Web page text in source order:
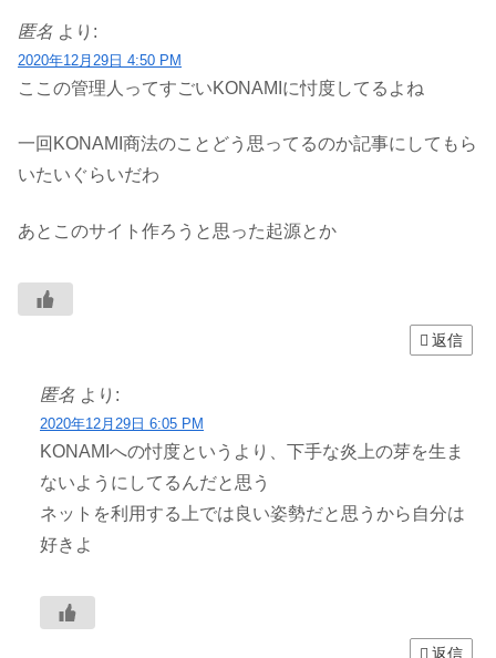
匿名 より:
2020年12月29日 4:50 PM
ここの管理人ってすごいKONAMIに忖度してるよね
一回KONAMI商法のことどう思ってるのか記事にしてもら
いたいぐらいだわ
あとこのサイト作ろうと思った起源とか
返信
匿名 より:
2020年12月29日 6:05 PM
KONAMIへの忖度というより、下手な炎上の芽を生ま
ないようにしてるんだと思う
ネットを利用する上では良い姿勢だと思うから自分は
好きよ
返信